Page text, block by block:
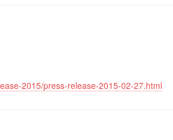
2015/press-release-2015-02-27.html